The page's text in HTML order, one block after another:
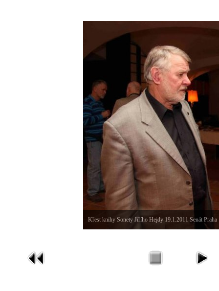
Křest knihy Sonety Jiřího Hejdy 19.1.2011 Senát Praha